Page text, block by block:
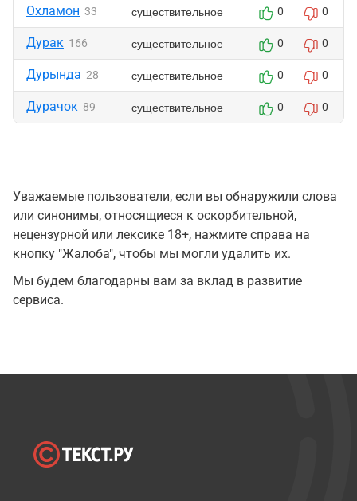
Охламон 33 существительное 0 0
Дурак 166 существительное 0 0
Дурында 28 существительное 0 0
Дурачок 89 существительное 0 0
Уважаемые пользователи, если вы обнаружили слова
или синонимы, относящиеся к оскорбительной,
нецензурной или лексике 18+, нажмите справа на
кнопку "Жалоба", чтобы мы могли удалить их.
Мы будем благодарны вам за вклад в развитие
сервиса.